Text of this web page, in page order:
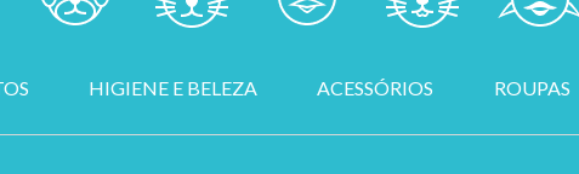
HIGIENE E BELEZA ACESSÓRIOS ROUPAS